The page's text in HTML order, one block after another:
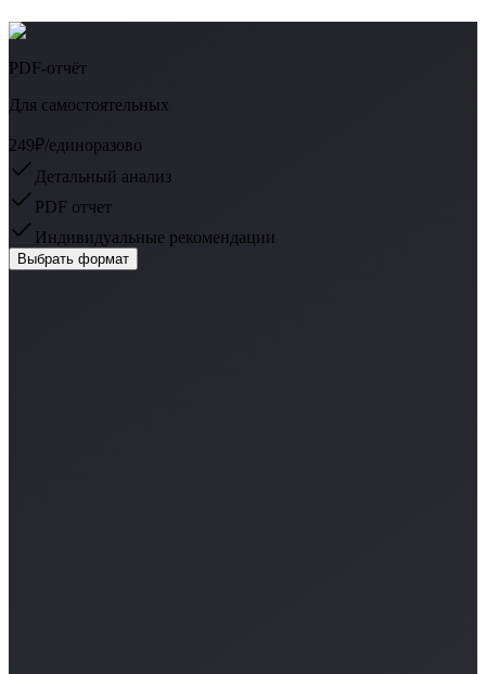
PDF-отчёт
Для самостоятельных
249₽/единоразово
Детальный анализ
PDF отчет
Индивидуальные рекомендации
Выбрать формат